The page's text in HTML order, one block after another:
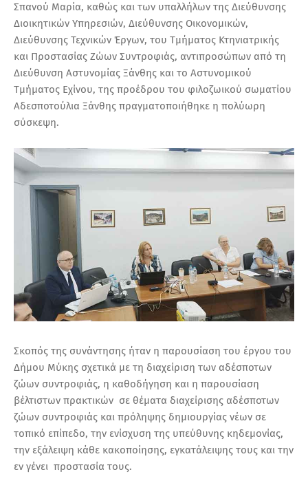
Σπανού Μαρία, καθώς και των υπαλλήλων της Διεύθυνσης
Διοικητικών Υπηρεσιών, Διεύθυνσης Οικονομικών,
Διεύθυνσης Τεχνικών Έργων, του Τμήματος Κτηνιατρικής
και Προστασίας Ζώων Συντροφιάς, αντιπροσώπων από τη
Διεύθυνση Αστυνομίας Ξάνθης και το Αστυνομικού
Τμήματος Εχίνου, της προέδρου του φιλοζωικού σωματίου
Αδεσποτούλια Ξάνθης πραγματοποιήθηκε η πολύωρη
σύσκεψη.
Σκοπός της συνάντησης ήταν η παρουσίαση του έργου του
Δήμου Μύκης σχετικά με τη διαχείριση των αδέσποτων
ζώων συντροφιάς, η καθοδήγηση και η παρουσίαση
βέλτιστων πρακτικών σε θέματα διαχείρισης αδέσποτων
ζώων συντροφιάς και πρόληψης δημιουργίας νέων σε
τοπικό επίπεδο, την ενίσχυση της υπεύθυνης κηδεμονίας,
την εξάλειψη κάθε κακοποίησης, εγκατάλειψης τους και την
εν γένει προστασία τους.